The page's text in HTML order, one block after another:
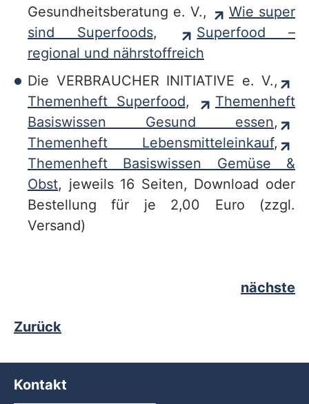
Gesundheitsberatung e. V.,
Wie super
sind Superfoods,
Superfood –
regional und nährstoffreich
Die VERBRAUCHER INITIATIVE e. V.,
Themenheft Superfood,
Themenheft
Basiswissen Gesund essen,
Themenheft Lebensmitteleinkauf,
Themenheft Basiswissen Gemüse &
Obst, jeweils 16 Seiten, Download oder
Bestellung für je 2,00 Euro (zzgl.
Versand)
nächste
Zurück
Kontakt